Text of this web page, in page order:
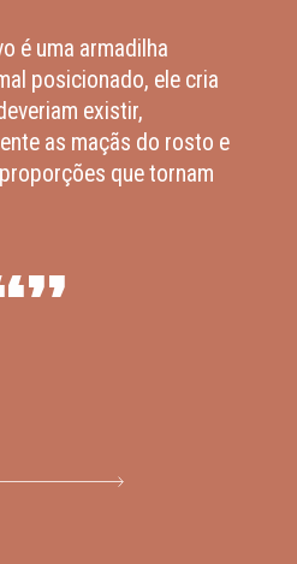
é uma armadilha
posicionado, ele cria
existir,
as maçãs do rosto e
que tornam